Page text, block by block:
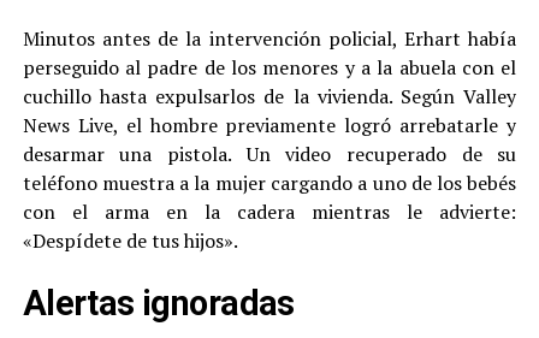
Minutos antes de la intervención policial, Erhart había
perseguido al padre de los menores y a la abuela con el
cuchillo hasta expulsarlos de la vivienda. Según Valley
News Live, el hombre previamente logró arrebatarle y
desarmar una pistola. Un video recuperado de su
teléfono muestra a la mujer cargando a uno de los bebés
con el arma en la cadera mientras le advierte:
«Despídete de tus hijos».
Alertas ignoradas